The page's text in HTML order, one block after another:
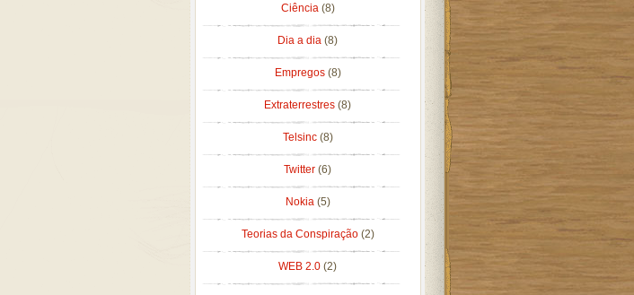
Ciência (8)
Dia a dia (8)
Empregos (8)
Extraterrestres (8)
Telsinc (8)
Twitter (6)
Nokia (5)
Teorias da Conspiração (2)
WEB 2.0 (2)